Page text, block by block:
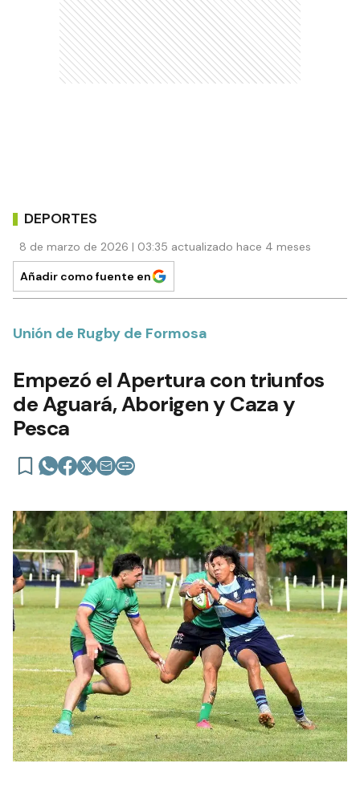
DEPORTES
8 de marzo de 2026 | 03:35 actualizado hace 4 meses
Añadir como fuente en
Unión de Rugby de Formosa
Empezó el Apertura con triunfos
de Aguará, Aborigen y Caza y
Pesca